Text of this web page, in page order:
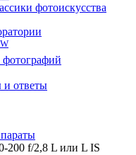
фотоискусства
ответы
200 f/2,8 L или L IS